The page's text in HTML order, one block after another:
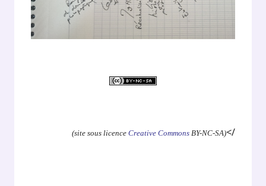
(site sous licence Creative CommonsBY-NC-SA)</